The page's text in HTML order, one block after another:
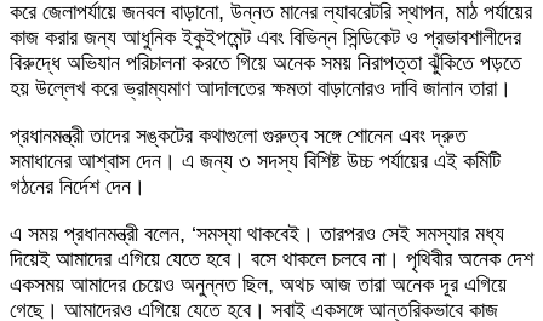
করে জেলাপর্যায়ে জনবল বাড়ানো, উন্নত মানের ল্যাবরেটরি স্থাপন, মাঠ পর্যায়ের
কাজ করার জন্য আধুনিক ইকুইপমেন্ট এবং বিভিন্ন সিন্ডিকেট ও প্রভাবশালীদের
বিরুদ্ধে অভিযান পরিচালনা করতে গিয়ে অনেক সময় নিরাপত্তা ঝুঁকিতে পড়তে
হয় উল্লেখ করে ভ্রাম্যমাণ আদালতের ক্ষমতা বাড়ানোরও দাবি জানান তারা।
প্রধানমন্ত্রী তাদের সঙ্কটের কথাগুলো গুরুত্ব সঙ্গে শোনেন এবং দ্রুত
সমাধানের আশ্বাস দেন। এ জন্য ৩ সদস্য বিশিষ্ট উচ্চ পর্যায়ের এই কমিটি
গঠনের নির্দেশ দেন।
এ সময় প্রধানমন্ত্রী বলেন, ‘সমস্যা থাকবেই। তারপরও সেই সমস্যার মধ্য
দিয়েই আমাদের এগিয়ে যেতে হবে। বসে থাকলে চলবে না। পৃথিবীর অনেক দেশ
একসময় আমাদের চেয়েও অনুন্নত ছিল, অথচ আজ তারা অনেক দূর এগিয়ে
গেছে। আমাদেরও এগিয়ে যেতে হবে। সবাই একসঙ্গে আন্তরিকভাবে কাজ